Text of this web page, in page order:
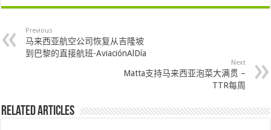
Previous
马来西亚航空公司恢复从吉隆坡
到巴黎的直接航班-AviaciónAlDía
Next
Matta支持马来西亚泡菜大满贯 –
TTR每周
Related Articles